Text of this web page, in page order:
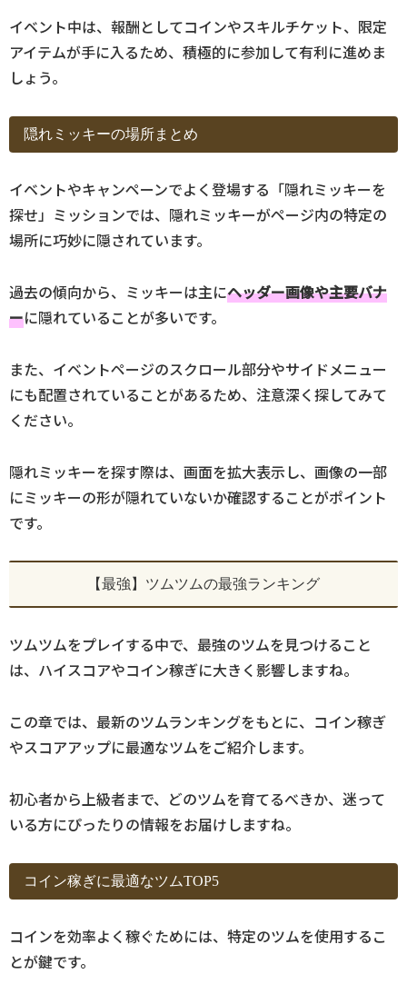
イベント中は、報酬としてコインやスキルチケット、限定
アイテムが手に入るため、積極的に参加して有利に進めま
しょう。
隠れミッキーの場所まとめ
イベントやキャンペーンでよく登場する「隠れミッキーを
探せ」ミッションでは、隠れミッキーがページ内の特定の
場所に巧妙に隠されています。
過去の傾向から、ミッキーは主にヘッダー画像や主要バナ
ーに隠れていることが多いです。
また、イベントページのスクロール部分やサイドメニュー
にも配置されていることがあるため、注意深く探してみて
ください。
隠れミッキーを探す際は、画面を拡大表示し、画像の一部
にミッキーの形が隠れていないか確認することがポイント
です。
【最強】ツムツムの最強ランキング
ツムツムをプレイする中で、最強のツムを見つけること
は、ハイスコアやコイン稼ぎに大きく影響しますね。
この章では、最新のツムランキングをもとに、コイン稼ぎ
やスコアアップに最適なツムをご紹介します。
初心者から上級者まで、どのツムを育てるべきか、迷って
いる方にぴったりの情報をお届けしますね。
コイン稼ぎに最適なツムTOP5
コインを効率よく稼ぐためには、特定のツムを使用するこ
とが鍵です。